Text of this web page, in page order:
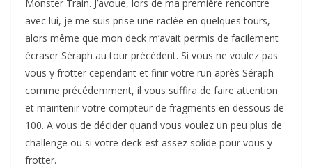
Monster Train. J’avoue, lors de ma première rencontre
avec lui, je me suis prise une raclée en quelques tours,
alors même que mon deck m’avait permis de facilement
écraser Séraph au tour précédent. Si vous ne voulez pas
vous y frotter cependant et finir votre run après Séraph
comme précédemment, il vous suffira de faire attention
et maintenir votre compteur de fragments en dessous de
100. A vous de décider quand vous voulez un peu plus de
challenge ou si votre deck est assez solide pour vous y
frotter.